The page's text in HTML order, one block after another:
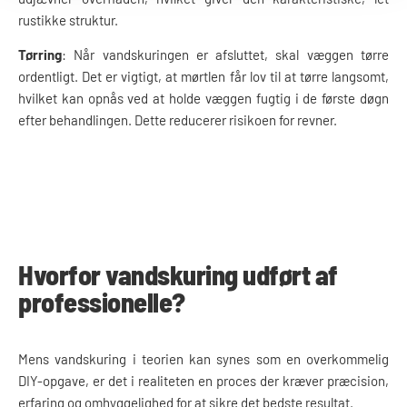
rustikke struktur.
Tørring: Når vandskuringen er afsluttet, skal væggen tørre
ordentligt. Det er vigtigt, at mørtlen får lov til at tørre langsomt,
hvilket kan opnås ved at holde væggen fugtig i de første døgn
efter behandlingen. Dette reducerer risikoen for revner.
Hvorfor vandskuring udført af
professionelle?
Mens vandskuring i teorien kan synes som en overkommelig
DIY-opgave, er det i realiteten en proces der kræver præcision,
erfaring og omhyggelighed for at sikre det bedste resultat.